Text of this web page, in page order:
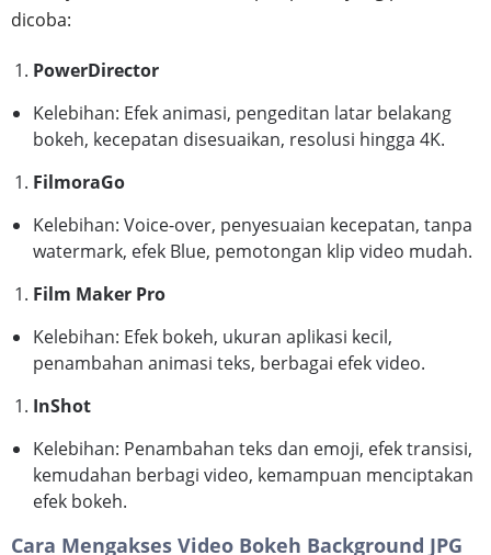
dicoba:
PowerDirector
Kelebihan: Efek animasi, pengeditan latar belakang
bokeh, kecepatan disesuaikan, resolusi hingga 4K.
FilmoraGo
Kelebihan: Voice-over, penyesuaian kecepatan, tanpa
watermark, efek Blue, pemotongan klip video mudah.
Film Maker Pro
Kelebihan: Efek bokeh, ukuran aplikasi kecil,
penambahan animasi teks, berbagai efek video.
InShot
Kelebihan: Penambahan teks dan emoji, efek transisi,
kemudahan berbagi video, kemampuan menciptakan
efek bokeh.
Cara Mengakses Video Bokeh Background JPG